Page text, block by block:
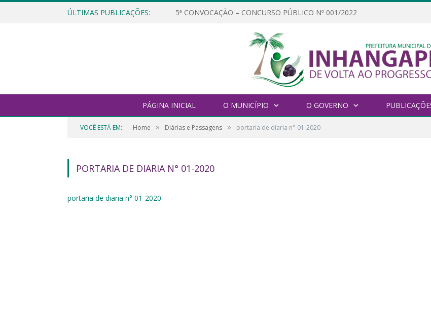
ÚLTIMAS PUBLICAÇÕES: 5ª CONVOCAÇÃO – CONCURSO PÚBLICO Nº 001/2022
PÁGINA INICIAL O MUNICÍPIO O GOVERNO
VOCÊ ESTÁ EM: Home » Diárias e Passagens » portaria de diaria n° 01-2020
PORTARIA DE DIARIA N° 01-2020
portaria de diaria n° 01-2020